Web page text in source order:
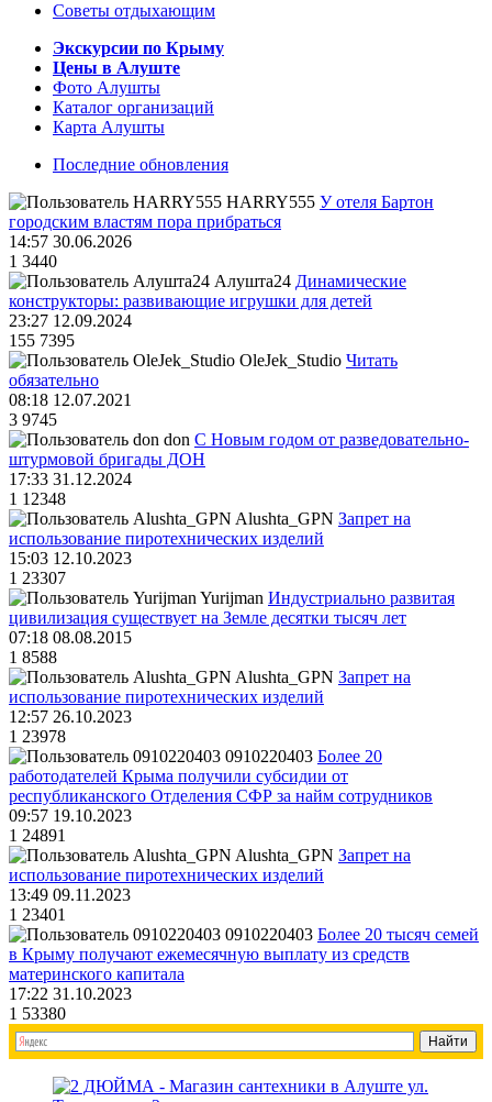
Советы отдыхающим
Экскурсии по Крыму
Цены в Алуште
Фото Алушты
Каталог организаций
Карта Алушты
Последние обновления
HARRY555 У отеля Бартон
городским властям пора прибраться
14:57 30.06.2026
1 3440
Алушта24 Динамические
конструкторы: развивающие игрушки для детей
23:27 12.09.2024
155 7395
OleJek_Studio Читать
обязательно
08:18 12.07.2021
3 9745
don С Новым годом от разведовательно-
штурмовой бригады ДОН
17:33 31.12.2024
1 12348
Alushta_GPN Запрет на
использование пиротехнических изделий
15:03 12.10.2023
1 23307
Yurijman Индустриально развитая
цивилизация существует на Земле десятки тысяч лет
07:18 08.08.2015
1 8588
Alushta_GPN Запрет на
использование пиротехнических изделий
12:57 26.10.2023
1 23978
0910220403 Более 20
работодателей Крыма получили субсидии от
республиканского Отделения СФР за найм сотрудников
09:57 19.10.2023
1 24891
Alushta_GPN Запрет на
использование пиротехнических изделий
13:49 09.11.2023
1 23401
0910220403 Более 20 тысяч семей
в Крыму получают ежемесячную выплату из средств
материнского капитала
17:22 31.10.2023
1 53380